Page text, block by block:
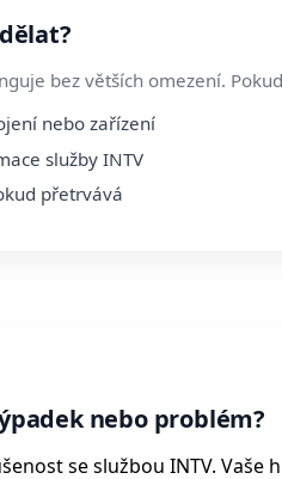
bez větších omezení.
nebo zařízení
služby INTV
přetrvává
nebo problém?
se službou INTV.